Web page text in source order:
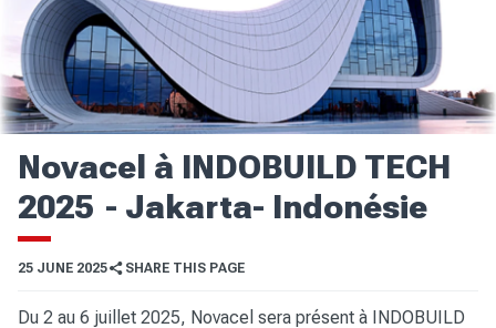
Novacel à INDOBUILD TECH
2025 - Jakarta- Indonésie
25 JUNE 2025 SHARE THIS PAGE
Du 2 au 6 juillet 2025, Novacel sera présent à INDOBUILD